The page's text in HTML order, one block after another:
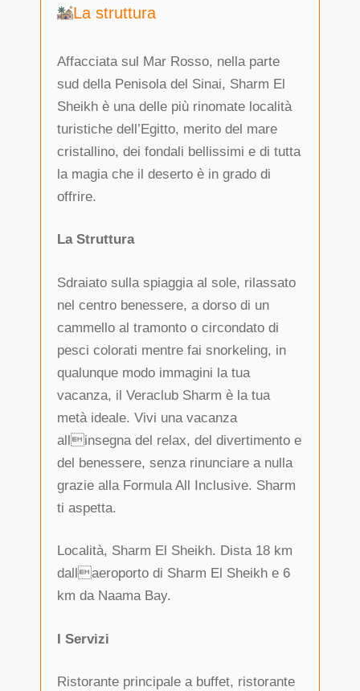
La struttura
Affacciata sul Mar Rosso, nella parte
sud della Penisola del Sinai, Sharm El
Sheikh è una delle più rinomate località
turistiche dell’Egitto, merito del mare
cristallino, dei fondali bellissimi e di tutta
la magia che il deserto è in grado di
offrire.
La Struttura
Sdraiato sulla spiaggia al sole, rilassato
nel centro benessere, a dorso di un
cammello al tramonto o circondato di
pesci colorati mentre fai snorkeling, in
qualunque modo immagini la tua
vacanza, il Veraclub Sharm è la tua
metà ideale. Vivi una vacanza
allinsegna del relax, del divertimento e
del benessere, senza rinunciare a nulla
grazie alla Formula All Inclusive. Sharm
ti aspetta.
Località, Sharm El Sheikh. Dista 18 km
dallaeroporto di Sharm El Sheikh e 6
km da Naama Bay.
I Servizi
Ristorante principale a buffet, ristorante